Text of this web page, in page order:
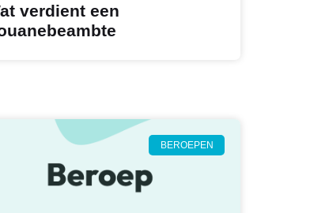
verdient een
BEROEPEN